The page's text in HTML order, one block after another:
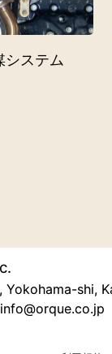
システム
Yokohama-shi,